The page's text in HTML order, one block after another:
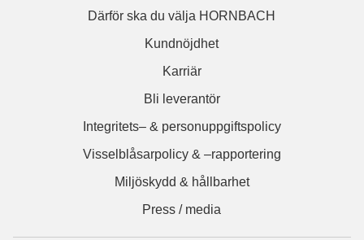
Därför ska du välja HORNBACH
Kundnöjdhet
Karriär
Bli leverantör
Integritets– & personuppgiftspolicy
Visselblåsarpolicy & –rapportering
Miljöskydd & hållbarhet
Press / media